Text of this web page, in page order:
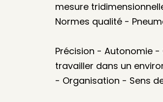
mesure
Normes qualité -
Précision - Autonomie
travailler dans un
- Organisation - Sens